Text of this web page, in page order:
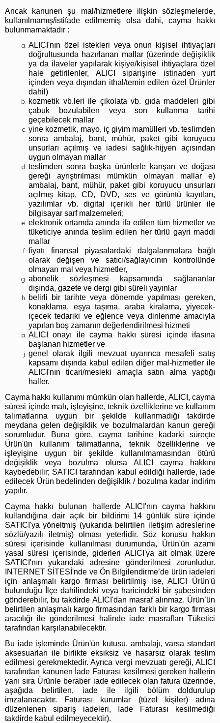
Ancak kanunen şu mal/hizmetlere ilişkin sözleşmelerde,
kullanılmamış/istifade edilmemiş olsa dahi, cayma hakkı
bulunmamaktadır :
ALICI'nın özel istekleri veya onun kişisel ihtiyaçları
doğrultusunda hazırlanan mallar (üzerinde değişiklik
ya da ilaveler yapılarak kişiye/kişisel ihtiyaçlara özel
hale getirilenler, ALICI siparişine istinaden yurt
içinden veya dışından ithal/temin edilen özel Ürünler
dahil)
kozmetik vb.leri ile çikolata vb. gıda maddeleri gibi
çabuk bozulabilen veya son kullanma tarihi
geçebilecek mallar
yine kozmetik, mayo, iç giyim mamülleri vb. teslimden
sonra ambalaj, bant, mühür, paket gibi koruyucu
unsurları açılmış ve iadesi sağlık-hijyen açısından
uygun olmayan mallar
teslimden sonra başka ürünlerle karışan ve doğası
gereği ayrıştırılması mümkün olmayan mallar e)
ambalaj, bant, mühür, paket gibi koruyucu unsurları
açılmış kitap, CD, DVD, ses ve görüntü kayıtları,
yazılımlar vb. digital içerikli her türlü ürünler ile
bilgisayar sarf malzemeleri;
elektronik ortamda anında ifa edilen tüm hizmetler ve
tüketiciye anında teslim edilen her türlü gayri maddi
mallar
fiyatı finansal piyasalardaki dalgalanmalara bağlı
olarak değişen ve satıcı/sağlayıcının kontrolünde
olmayan mal veya hizmetler,
abonelik sözleşmesi kapsamında sağlananlar
dışında, gazete ve dergi gibi süreli yayınlar
belirli bir tarihte veya dönemde yapılması gereken,
konaklama, eşya taşıma, araba kiralama, yiyecek-
içecek tedariki ve eğlence veya dinlenme amacıyla
yapılan boş zamanın değerlendirilmesi hizmeti
ALICI onayı ile cayma hakkı süresi içinde ifasına
başlanan hizmetler ve
genel olarak ilgili mevzuat uyarınca mesafeli satış
kapsamı dışında kabul edilen diğer mal-hizmetler ile
ALICI'nın ticari/mesleki amaçla satın alma yaptığı
haller.
Cayma hakkı kullanımı mümkün olan hallerde, ALICI, cayma
süresi içinde malı, işleyişine, teknik özelliklerine ve kullanım
talimatlarına uygun bir şekilde kullanmadığı takdirde
meydana gelen değişiklik ve bozulmalardan kanun gereği
sorumludur. Buna göre, cayma tarihine kadarki süreçte
Ürün'ün kullanım talimatlarına, teknik özelliklerine ve
işleyişine uygun bir şekilde kullanılmamasından ötürü
değişiklik veya bozulma olursa ALICI cayma hakkını
kaybedebilir; SATICI tarafından kabul edildiği hallerde, iade
edilecek Ürün bedelinden değişiklik / bozulma kadar indirim
yapılır.
Cayma hakkı bulunan hallerde ALICI'nın cayma hakkını
kullandığına dair açık bir bildirimi 14 günlük süre içinde
SATICI'ya yöneltmiş (yukarıda belirtilen iletişim adreslerine
sözlü/yazılı iletmiş) olması yeterlidir. Söz konusu hakkın
süresi içerisinde kullanılması durumunda, Ürün'ün azami
yasal süresi içerisinde, giderleri ALICI'ya ait olmak üzere
SATICI'nın yukarıdaki adresine gönderilmesi zorunludur.
INTERNET SİTESİ'nde ve Ön Bilgilendirme’de ürün iadeleri
için anlaşmalı kargo firması belirtilmiş ise, ALICI Ürün'ü
bulunduğu İlçe dahilindeki veya haricindeki bir şubesinden
gönderebilir, bu takdirde ALICI'dan masraf alınmaz. Ürün’ün
belirtilen anlaşmalı kargo firmasından farklı bir kargo firması
aracılığı ile gönderilmesi halinde iade masrafları Tüketici
tarafından karşılanabilecektir.
Bu iade işleminde Ürün'ün kutusu, ambalajı, varsa standart
aksesuarları ile birlikte eksiksiz ve hasarsız olarak teslim
edilmesi gerekmektedir. Ayrıca vergi mevzuatı gereği, ALICI
tarafından kanunen İade Faturası kesilmesi gereken hallerin
yanı sıra Ürünle beraber iade edilecek olan fatura üzerinde,
aşağıda belirtilen, iade ile ilgili bölüm doldurulup
imzalanacaktır. Faturası kurumlar (tüzel kişiler) adına
düzenlenen sipariş iadeleri, İade Faturası kesilmediği
takdirde kabul edilmeyecektir).